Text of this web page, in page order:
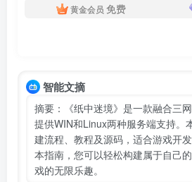
黄金会员 免费
智能文摘
摘要：《纸中迷境》是一款融合三
提供WIN和Linux两种服务端支持。
建流程、教程及源码，适合游戏开
本指南，您可以轻松构建属于自己
戏的无限乐趣。